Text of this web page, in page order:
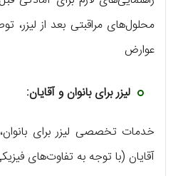
محلول‌های مراقبتی بعد از لیزر،
عوارض
لیزر برای بانوان و آقایان:
خدمات تخصصی لیزر برای
آقایان (با توجه به تفاوت‌های